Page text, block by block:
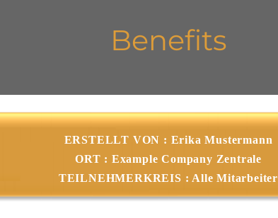
Benefits
ERSTELLT VON : Erika Mustermann
ORT : Example Company Zentrale
TEILNEHMERKREIS : Alle Mitarbeiter